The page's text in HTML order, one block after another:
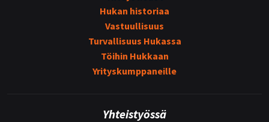
Hukan historiaa
Vastuullisuus
Turvallisuus Hukassa
Töihin Hukkaan
Yrityskumppaneille
Yhteistyössä